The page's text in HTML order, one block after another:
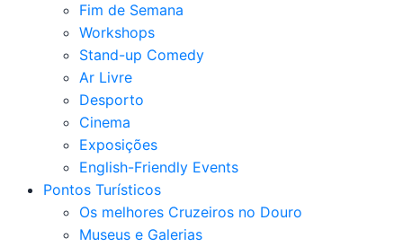
Fim de Semana
Workshops
Stand-up Comedy
Ar Livre
Desporto
Cinema
Exposições
English-Friendly Events
Pontos Turísticos
Os melhores Cruzeiros no Douro​
Museus e Galerias